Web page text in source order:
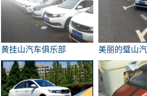
黄挂山汽车俱乐部 美丽的璧山